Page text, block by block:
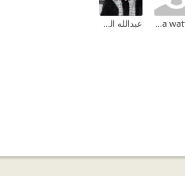
rasha wattad عبدالله الخطيب